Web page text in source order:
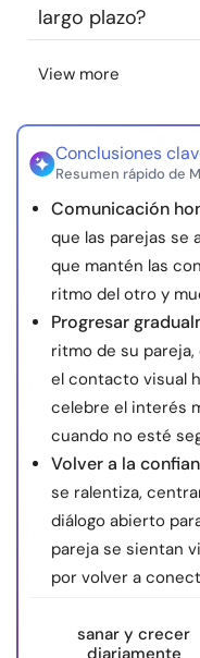
Sobre nosotros
nosotros
© Copyright 2026.
largo plazo?
View more
Conclusiones
Resumen rápido de
Comunicación
que las parejas se
que mantén las
ritmo del otro y
Progresar
ritmo de su
el contacto visual
celebre el interés
cuando no esté
Volver a la
se ralentiza,
diálogo abierto
pareja se sientan
por volver a
sanar y crecer